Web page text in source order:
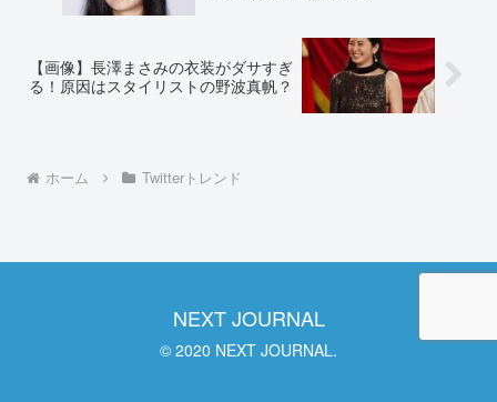
【画像】長澤まさみの衣装がダサすぎ
る！原因はスタイリストの野波真帆？
ホーム Twitterトレンド
NEXT JOURNAL
© 2020 NEXT JOURNAL.